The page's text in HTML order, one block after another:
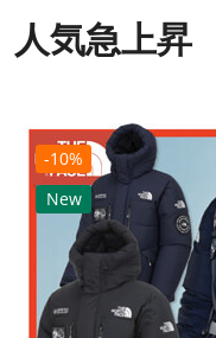
人気急上昇
-10%
New